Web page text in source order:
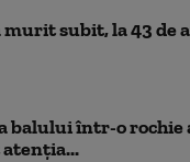
subit, la 43 de
balului într-o rochie